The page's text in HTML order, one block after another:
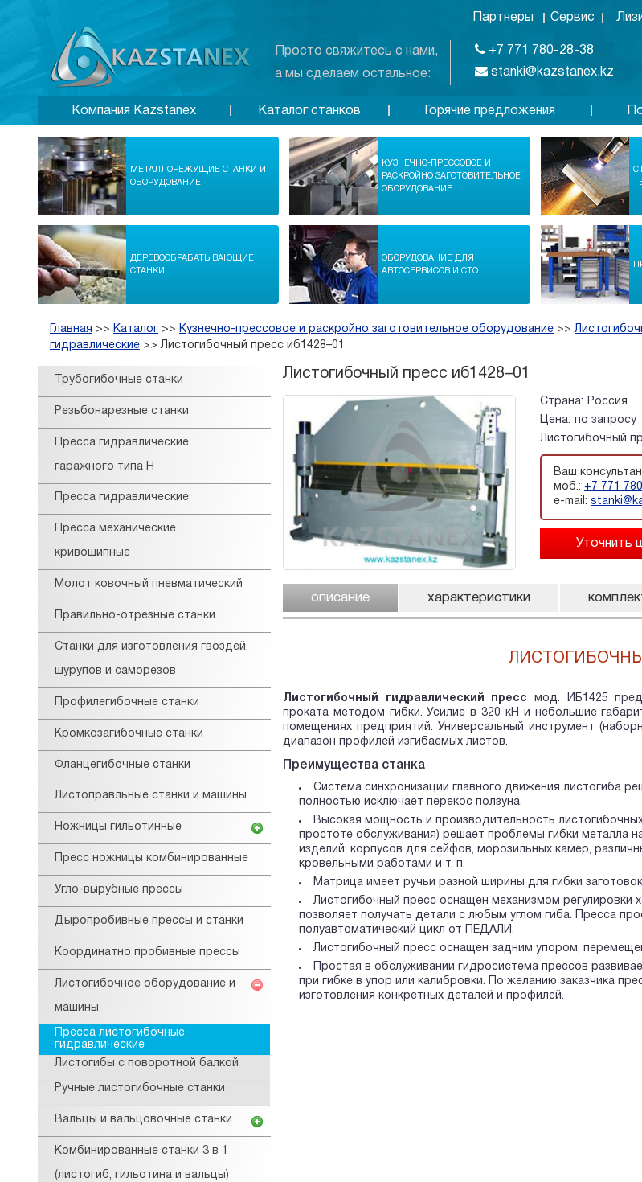
Просто свяжитесь с нами,
а мы сделаем остальное:
Партнеры Сервис
+7 771 780-28-38
stanki@kazstanex.kz
Компания Kazstanex Каталог станков Горячие предложения
МЕТАЛЛОРЕЖУЩИЕ СТАНКИ И
ОБОРУДОВАНИЕ
КУЗНЕЧНО-ПРЕССОВОЕ И
РАСКРОЙНО ЗАГОТОВИТЕЛЬНОЕ
ОБОРУДОВАНИЕ
ДЕРЕВООБРАБАТЫВАЮЩИЕ
СТАНКИ
ОБОРУДОВАНИЕ ДЛЯ
АВТОСЕРВИСОВ И СТО
Главная >> Каталог >> Кузнечно-прессовое и раскройно заготовительное оборудование >>
гидравлические >>Листогибочный пресс иб1428–01
Трубогибочные станки
Резьбонарезные станки
Пресса гидравлические
гаражного типа Н
Пресса гидравлические
Пресса механические
кривошипные
Молот ковочный пневматический
Правильно-отрезные станки
Станки для изготовления гвоздей,
шурупов и саморезов
Профилегибочные станки
Кромкозагибочные станки
Фланцегибочные станки
Листоправльные станки и машины
Ножницы гильотинные
Пресс ножницы комбинированные
Угло-вырубные прессы
Дыропробивные прессы и станки
Координатно пробивные прессы
Листогибочное оборудование и
машины
Пресса листогибочные
гидравлические
Листогибы с поворотной балкой
Ручные листогибочные станки
Вальцы и вальцовочные станки
Комбинированные станки 3 в 1
(листогиб, гильотина и вальцы)
Листогибочный пресс иб1428–01
Страна:
Россия
Цена: по запросу
Листогибочный
Ваш
моб.: +7 771
e-mail:
описание характеристики
Листогибочный гидравлический пресс
мод. ИБ1425
проката методом гибки. Усилие в 320 кН и небольшие
помещениях предприятий. Универсальный инструмент
диапазон профилей изгибаемых листов.
Преимущества станка
Система синхронизации главного движения листогиба
полностью исключает перекос ползуна.
Высокая мощность и производительность
простоте обслуживания) решает проблемы гибки металла
изделий: корпусов для сейфов, морозильных камер,
кровельными работами и т. п.
Матрица имеет ручьи разной ширины для гибки
Листогибочный пресс оснащен механизмом регулировки
позволяет получать детали с любым углом гиба. Пресса
полуавтоматический цикл от ПЕДАЛИ.
Листогибочный пресс оснащен задним упором,
Простая в обслуживании гидросистема прессов
при гибке в упор или калибровки. По желанию заказчика
изготовления конкретных деталей и профилей.